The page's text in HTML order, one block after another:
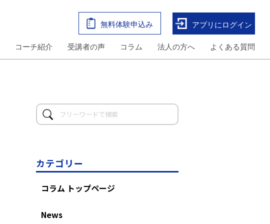
無料体験申込み アプリにログイン
コーチ紹介 受講者の声 コラム 法人の方へ よくある質問
カテゴリー
コラム トップページ
News